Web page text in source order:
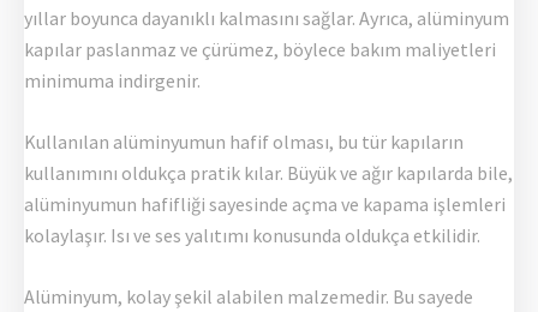
yıllar boyunca dayanıklı kalmasını sağlar. Ayrıca, alüminyum
kapılar paslanmaz ve çürümez, böylece bakım maliyetleri
minimuma indirgenir.
Kullanılan alüminyumun hafif olması, bu tür kapıların
kullanımını oldukça pratik kılar. Büyük ve ağır kapılarda bile,
alüminyumun hafifliği sayesinde açma ve kapama işlemleri
kolaylaşır. Isı ve ses yalıtımı konusunda oldukça etkilidir.
Alüminyum, kolay şekil alabilen malzemedir. Bu sayede